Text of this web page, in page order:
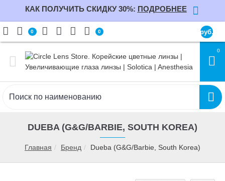
КАК ПОЛУЧИТЬ СКИДКУ 30%: ПОДРОБНЕЕ
0 0 руб.
0
Главная Бренд Dueba (G&G/Barbie, South Korea)
DUEBA (G&G/BARBIE, SOUTH KOREA)